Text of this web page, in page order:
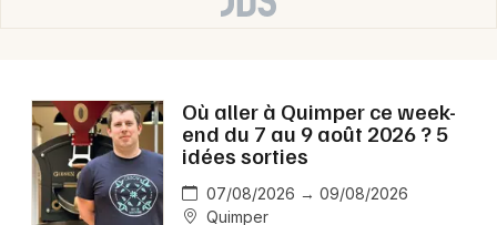
Où aller à Quimper ce week-
end du 7 au 9 août 2026 ? 5
idées sorties
07/08/2026 → 09/08/2026
Quimper